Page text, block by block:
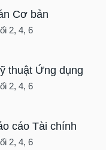
Cơ bản
2, 4, 6
thuật Ứng dụng
2, 4, 6
cáo Tài chính
2, 4, 6